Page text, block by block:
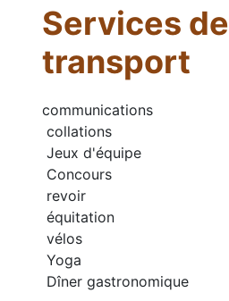
Services de
transport
communications
collations
Jeux d'équipe
Concours
revoir
équitation
vélos
Yoga
Dîner gastronomique